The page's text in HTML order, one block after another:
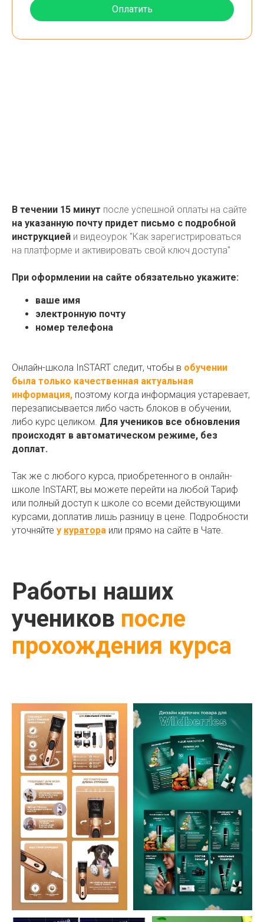
Оплатить
В течении 15 минут после успешной оплаты на сайте
на указанную почту придет письмо с подробной
инструкцией и видеоурок "Как зарегистрироваться
на платформе и активировать свой ключ доступа"
При оформлении на сайте обязательно укажите:
ваше имя
электронную почту
номер телефона
Онлайн-школа InSTART следит, чтобы в обучении
была только качественная актуальная
информация, поэтому когда информация устаревает,
перезаписывается либо часть блоков в обучении,
либо курс целиком. Для учеников все обновления
происходят в автоматическом режиме, без
доплат.
Так же с любого курса, приобретенного в онлайн-
школе InSTART, вы можете перейти на любой Тариф
или полный доступ к школе со всеми действующими
курсами, доплатив лишь разницу в цене. Подробности
уточняйте у куратора или прямо на сайте в Чате.
Работы наших
учеников после
прохождения курса
доступ ко всем курсам и выберите направление
Получите доступ ко всем курсам